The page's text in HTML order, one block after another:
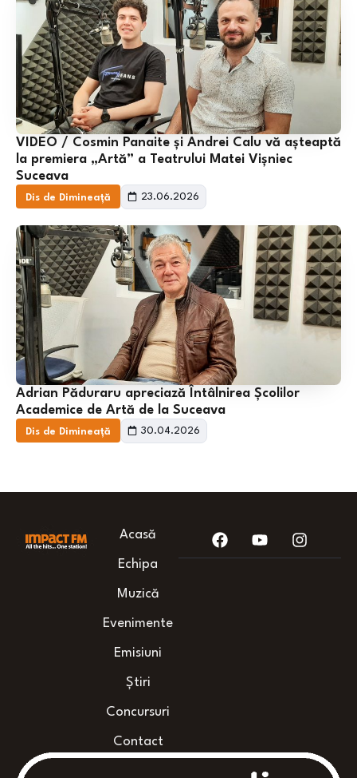
VIDEO / Cosmin Panaite și Andrei Calu vă așteaptă
la premiera „Artă” a Teatrului Matei Vișniec
Suceava
Dis de Dimineață 23.06.2026
Adrian Păduraru apreciază Întâlnirea Școlilor
Academice de Artă de la Suceava
Dis de Dimineață 30.04.2026
Acasă
Echipa
Muzică
Evenimente
Emisiuni
Știri
Concursuri
Contact